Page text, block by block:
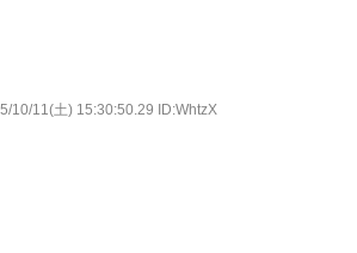
10/11(土) 15:30:50.29 ID:WhtzX